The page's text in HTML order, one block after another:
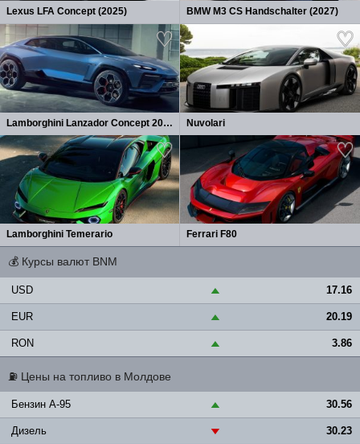
Lexus LFA Concept (2025) BMW M3 CS Handschalter (2027)
Lamborghini Lanzador Concept 2026 Nuvolari
Lamborghini Temerario Ferrari F80
💰 Курсы валют BNM
USD ▲ 17.16
EUR ▲ 20.19
RON ▲ 3.86
⛽ Цены на топливо в Молдове
Бензин A-95 ▲ 30.56
Дизель ▼ 30.23